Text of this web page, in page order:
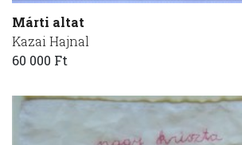
Márti altat
Kazai Hajnal
60 000 Ft